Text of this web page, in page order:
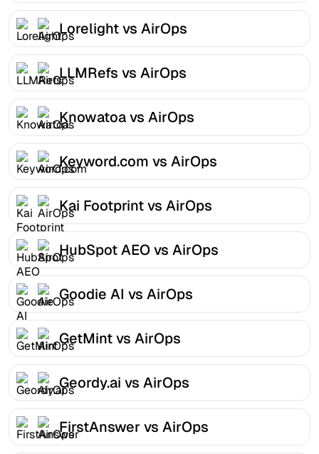
Lorelight vs AirOps
LLMRefs vs AirOps
Knowatoa vs AirOps
Keyword.com vs AirOps
Kai Footprint vs AirOps
HubSpot AEO vs AirOps
Goodie AI vs AirOps
GetMint vs AirOps
Geordy.ai vs AirOps
FirstAnswer vs AirOps